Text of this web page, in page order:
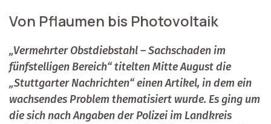
Von Pflaumen bis Photovoltaik
„Vermehrter Obstdiebstahl – Sachschaden im
fünfstelligen Bereich“ titelten Mitte August die
„Stuttgarter Nachrichten“ einen Artikel, in dem ein
wachsendes Problem thematisiert wurde. Es ging um
die sich nach Angaben der Polizei im Landkreis